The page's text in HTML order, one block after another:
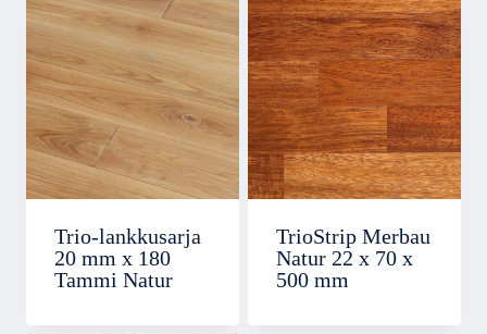
Trio-lankkusarja
20 mm x 180
Tammi Natur
TrioStrip Merbau
Natur 22 x 70 x
500 mm